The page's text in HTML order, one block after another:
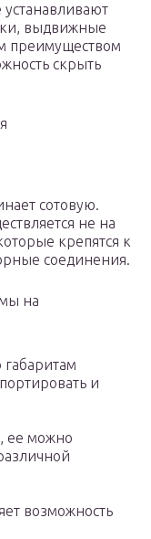
выдвижные
преимуществом
скрыть
сотовую.
не на
крепятся к
соединения.
на
и
ее можно
возможность